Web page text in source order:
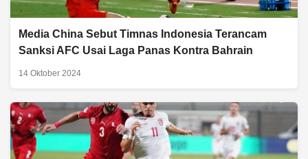
Media China Sebut Timnas Indonesia Terancam
Sanksi AFC Usai Laga Panas Kontra Bahrain
14 Oktober 2024